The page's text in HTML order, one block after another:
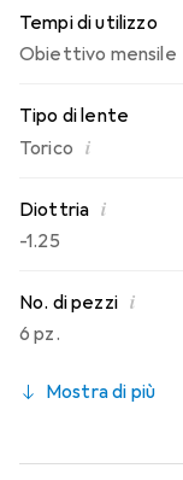
Tempi di utilizzo
Obiettivo mensile
Tipo di lente
Torico i
Diottria i
-1.25
No. di pezzi i
6 pz.
Mostra di più